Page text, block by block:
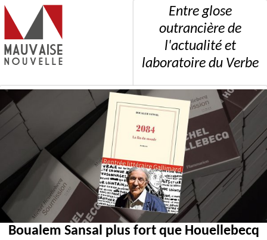
Entre glose
outrancière de
l'actualité et
laboratoire du Verbe
Boualem Sansal plus fort que Houellebecq